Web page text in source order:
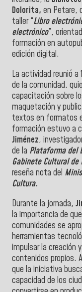
Dolorita, en Petare,
taller “Libro
electrónico”,
formación en
edición digital.
La actividad reunió
de la comunidad,
capacitación sobre
maquetación y
textos en formatos
formación estuvo a
Jiménez,
de la Plataforma del
Gabinete Cultural de
reseña nota del
Cultura.
Durante la jornada,
la importancia de
comunidades se
herramientas
impulsar la creación
contenidos propios.
que la iniciativa
capacidad de los